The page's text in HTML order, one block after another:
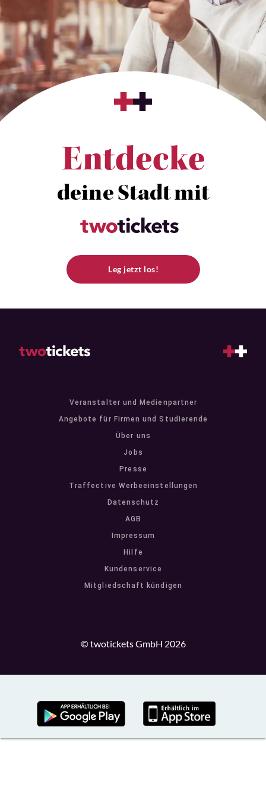
Entdecke
deine Stadt mit
Leg jetzt los!
Veranstalter und Medienpartner
Angebote für Firmen und Studierende
Über uns
Jobs
Presse
Traffective Werbeeinstellungen
Datenschutz
AGB
Impressum
Hilfe
Kundenservice
Mitgliedschaft kündigen
© twotickets GmbH 2026